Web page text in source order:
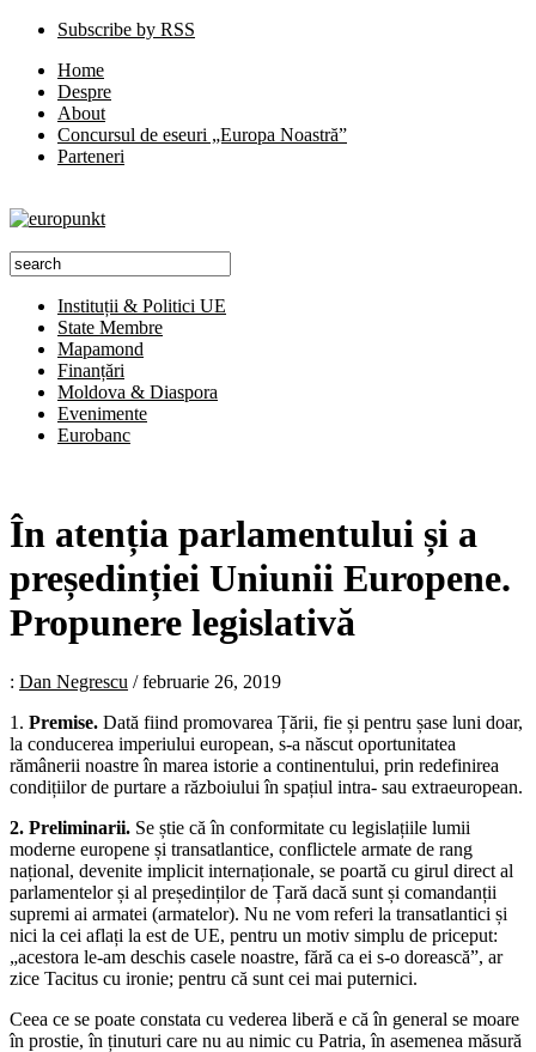
Subscribe by RSS
Home
Despre
About
Concursul de eseuri „Europa Noastră”
Parteneri
Instituții & Politici UE
State Membre
Mapamond
Finanțări
Moldova & Diaspora
Evenimente
Eurobanc
În atenția parlamentului și a
președinției Uniunii Europene.
Propunere legislativă
: Dan Negrescu /februarie 26, 2019
1. Premise. Dată fiind promovarea Țării, fie și pentru șase luni doar,
la conducerea imperiului european, s-a născut oportunitatea
rămânerii noastre în marea istorie a continentului, prin redefinirea
condițiilor de purtare a războiului în spațiul intra- sau extraeuropean.
2. Preliminarii. Se știe că în conformitate cu legislațiile lumii
moderne europene și transatlantice, conflictele armate de rang
național, devenite implicit internaționale, se poartă cu girul direct al
parlamentelor și al președinților de Țară dacă sunt și comandanții
supremi ai armatei (armatelor). Nu ne vom referi la transatlantici și
nici la cei aflați la est de UE, pentru un motiv simplu de priceput:
„acestora le-am deschis casele noastre, fără ca ei s-o dorească”, ar
zice Tacitus cu ironie; pentru că sunt cei mai puternici.
Ceea ce se poate constata cu vederea liberă e că în general se moare
în prostie, în ținuturi care nu au nimic cu Patria, în asemenea măsură